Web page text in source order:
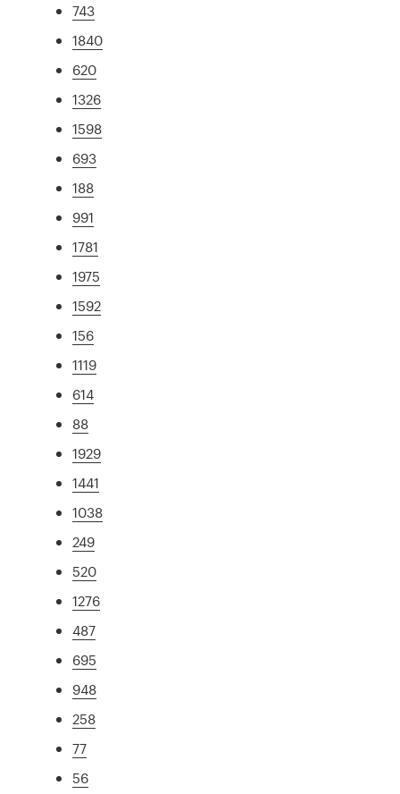
743
1840
620
1326
1598
693
188
991
1781
1975
1592
156
1119
614
88
1929
1441
1038
249
520
1276
487
695
948
258
77
56